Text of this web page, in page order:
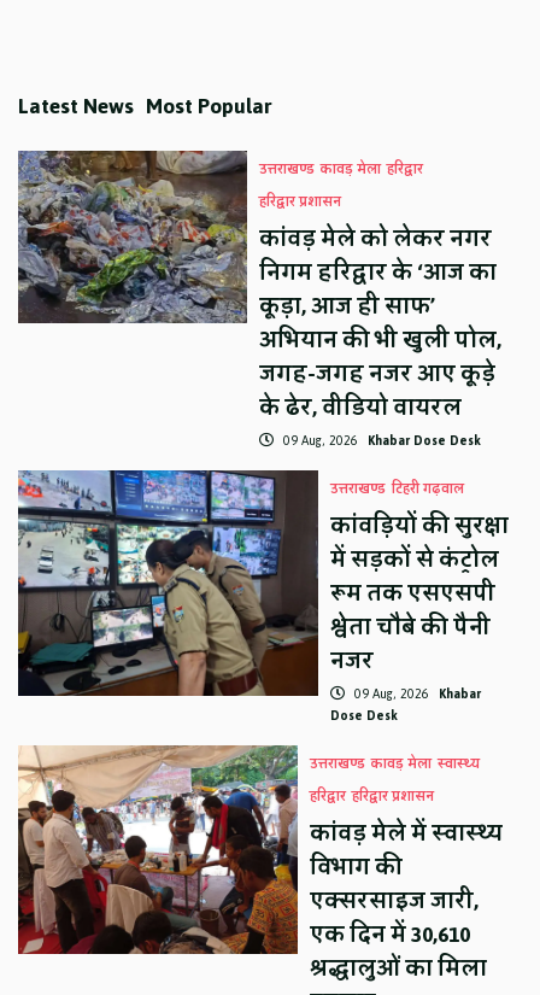
Latest News Most Popular
उत्तराखण्ड कावड़ मेला हरिद्वार
हरिद्वार प्रशासन
कांवड़ मेले को लेकर नगर
निगम हरिद्वार के ‘आज का
कूड़ा, आज ही साफ’
अभियान की भी खुली पोल,
जगह-जगह नजर आए कूड़े
के ढेर, वीडियो वायरल
09 Aug, 2026 Khabar Dose Desk
उत्तराखण्ड टिहरी गढ़वाल
कांवड़ियों की सुरक्षा
में सड़कों से कंट्रोल
रूम तक एसएसपी
श्वेता चौबे की पैनी
नजर
09 Aug, 2026 Khabar
Dose Desk
उत्तराखण्ड कावड़ मेला स्वास्थ्य
हरिद्वार हरिद्वार प्रशासन
कांवड़ मेले में स्वास्थ्य
विभाग की
एक्सरसाइज जारी,
एक दिन में 30,610
श्रद्धालुओं का मिला